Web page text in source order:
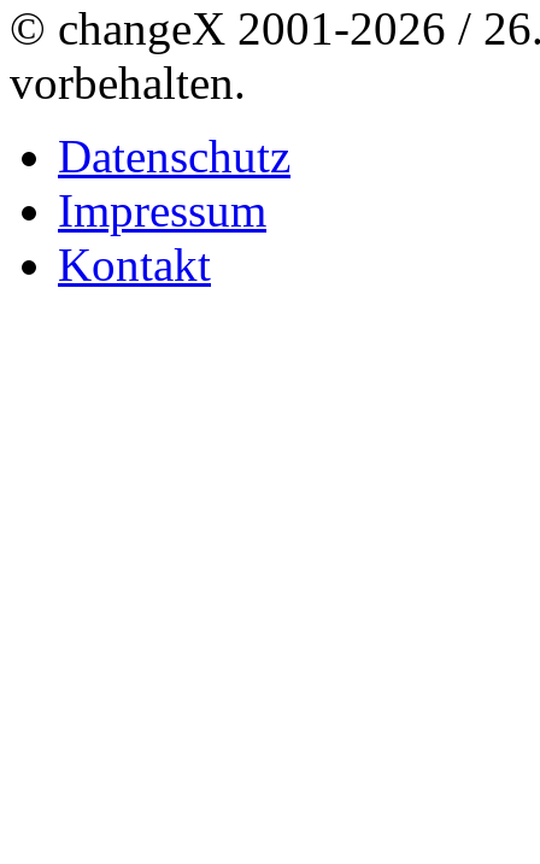
© changeX 2001-2026 /
vorbehalten.
Datenschutz
Impressum
Kontakt